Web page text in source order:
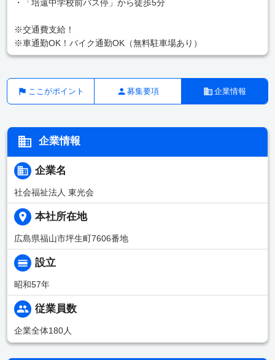
・「培遠中学校前バス停」から徒歩5分
※交通費支給！
※車通勤OK！バイク通勤OK（無料駐車場あり）
ここがポイント 募集要項 企業情報
企業情報
企業名
社会福祉法人 東光会
本社所在地
広島県福山市坪生町7606番地
設立
昭和57年
従業員数
企業全体180人